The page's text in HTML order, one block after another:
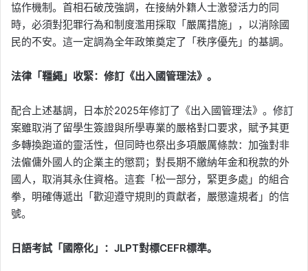
協作機制。首相石破茂強調，在接納外籍人士激發活力的同
時，必須對犯罪行為和制度濫用採取「嚴厲措施」，以消除國
民的不安。這一定調為全年政策奠定了「秩序優先」的基調。
法律「韁繩」收緊：修訂《出入國管理法》。
配合上述基調，日本於2025年修訂了《出入國管理法》。修訂
案雖取消了留學生簽證與所學專業的嚴格對口要求，賦予其更
多轉換跑道的靈活性，但同時也祭出多項嚴厲條款：加強對非
法僱傭外國人的企業主的懲罰；對長期不繳納年金和稅款的外
國人，取消其永住資格。這套「松一部分，緊更多處」的組合
拳，明確傳遞出「歡迎遵守規則的貢獻者，嚴懲違規者」的信
號。
日語考試「國際化」：JLPT對標CEFR標準。